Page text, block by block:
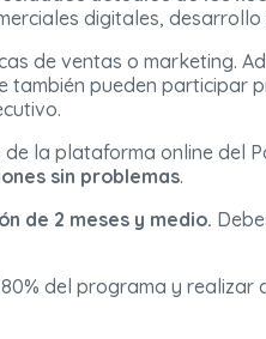
digitales,
de ventas o marketing.
también pueden participar
la plataforma online del
sin problemas.
de 2 meses y medio.
del programa y realizar